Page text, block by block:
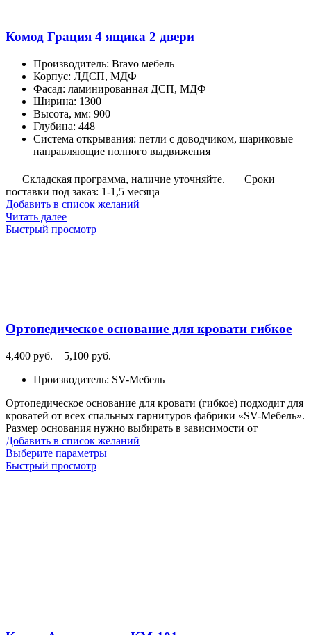
Комод Грация 4 ящика 2 двери
Производитель: Bravo мебель
Корпус: ЛДСП, МДФ
Фасад: ламинированная ДСП, МДФ
Ширина: 1300
Высота, мм: 900
Глубина: 448
Система открывания: петли с доводчиком, шариковые
направляющие полного выдвижения
Складская программа, наличие уточняйте.
Сроки
поставки под заказ: 1-1,5 месяца
Добавить в список желаний
Читать далее
Быстрый просмотр
Ортопедическое основание для кровати гибкое
4,400 руб. – 5,100 руб.
4,400
–
5,100
руб.
Производитель: SV-Мебель
Ортопедическое основание для кровати (гибкое) подходит для
кроватей от всех спальных гарнитуров фабрики «SV-Мебель».
Размер основания нужно выбирать в зависимости от
Добавить в список желаний
Выберите параметрыЭтот
Быстрый просмотр